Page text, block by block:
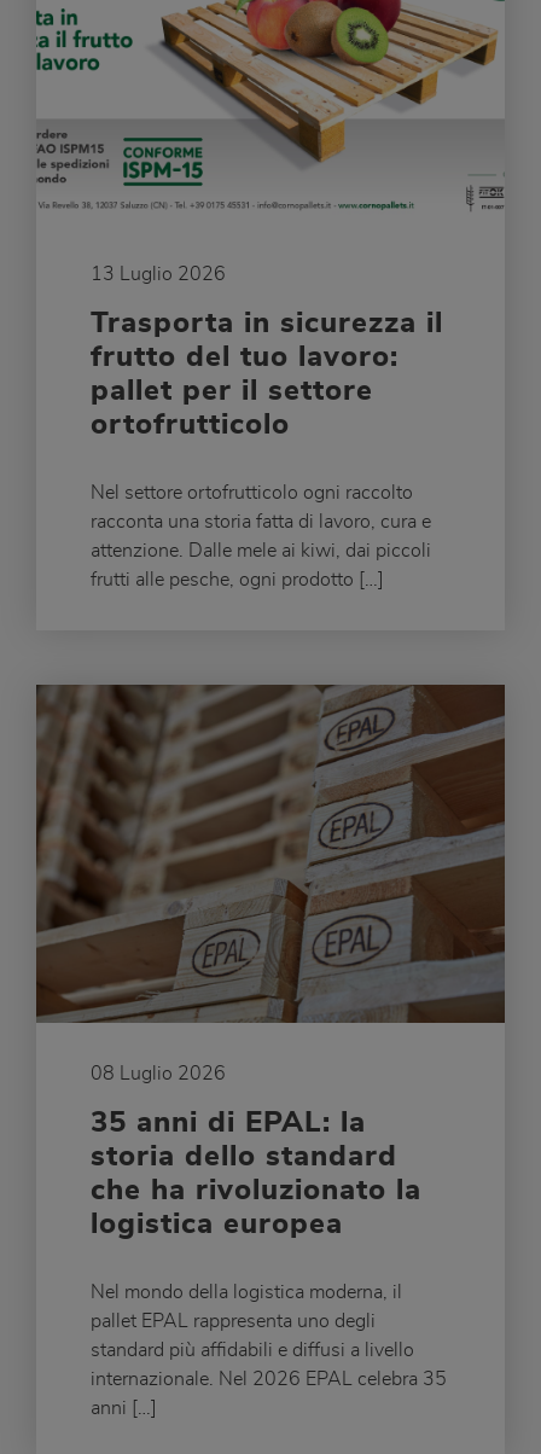
13 Luglio 2026
Trasporta in sicurezza il
frutto del tuo lavoro:
pallet per il settore
ortofrutticolo
Nel settore ortofrutticolo ogni raccolto
racconta una storia fatta di lavoro, cura e
attenzione. Dalle mele ai kiwi, dai piccoli
frutti alle pesche, ogni prodotto […]
08 Luglio 2026
35 anni di EPAL: la
storia dello standard
che ha rivoluzionato la
logistica europea
Nel mondo della logistica moderna, il
pallet EPAL rappresenta uno degli
standard più affidabili e diffusi a livello
internazionale. Nel 2026 EPAL celebra 35
anni […]